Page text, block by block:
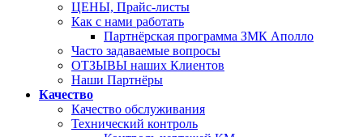
ЦЕНЫ, Прайс-листы
Как с нами работать
Партнёрская программа ЗМК Аполло
Часто задаваемые вопросы
ОТЗЫВЫ наших Клиентов
Наши Партнёры
Качество
Качество обслуживания
Технический контроль